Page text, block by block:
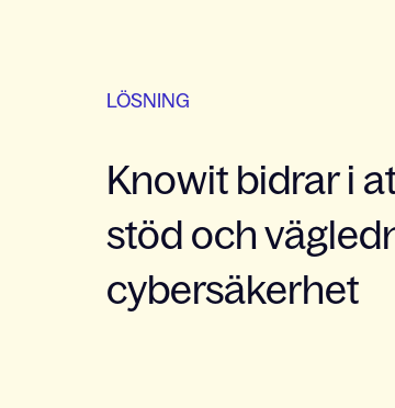
LÖSNING
Knowit bidrar i
stöd och
cybersäkerhet